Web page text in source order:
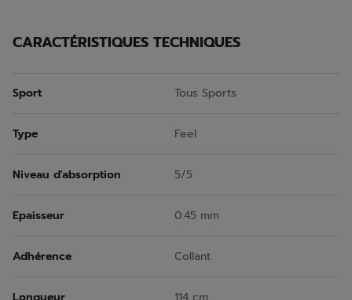
CARACTÉRISTIQUES TECHNIQUES
Sport Tous Sports
Type Feel
Niveau d'absorption 5/5
Epaisseur 0.45 mm
Adhérence Collant